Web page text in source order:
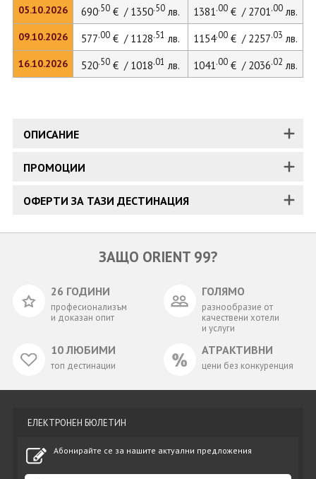
05.10.2026
09.10.2026
16.10.2026
690.50€ / 1350.50лв. 1381.00€ / 2701.00лв.
577.00€ / 1128.51 лв. 1154.00€ / 2257.03 лв.
520.50€ / 1018.01 лв. 1041.00€ / 2036.02 лв.
ОПИСАНИЕ
ПРОМОЦИИ
ОФЕРТИ ЗА ТАЗИ ДЕСТИНАЦИЯ
ЗАЩО ORIENT 99?
26 ГОДИНИ
професионализъм
и доказан опит
ГОЛЯМО
разнообразие от
качествени хотели
и услуги
10 ЛЮБИМИ
топ дестинации
АТРАКТИВНИ
цени без конкуренция
ЕЛЕКТРОНЕН БЮЛЕТИН
Абонирайте се за нашите актуални предложения